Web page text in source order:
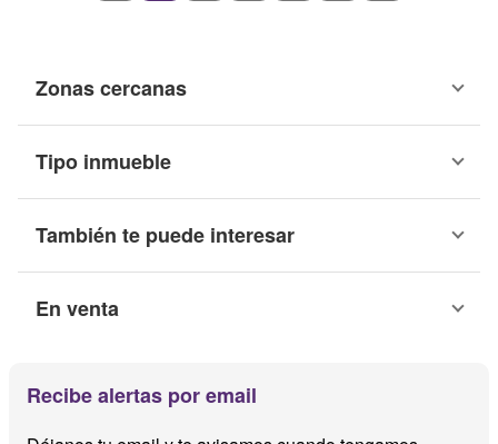
Zonas cercanas
Tipo inmueble
También te puede interesar
En venta
Recibe alertas por email